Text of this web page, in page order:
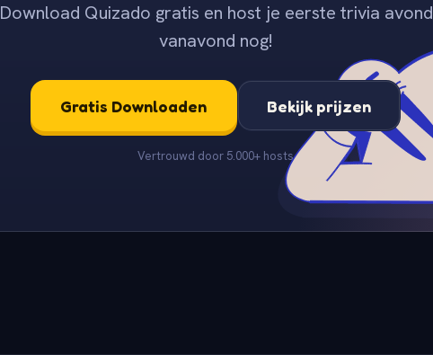
Download Quizado gratis en host je eerste trivia avond
vanavond nog!
Gratis Downloaden Bekijk prijzen
Vertrouwd door 5.000+ hosts